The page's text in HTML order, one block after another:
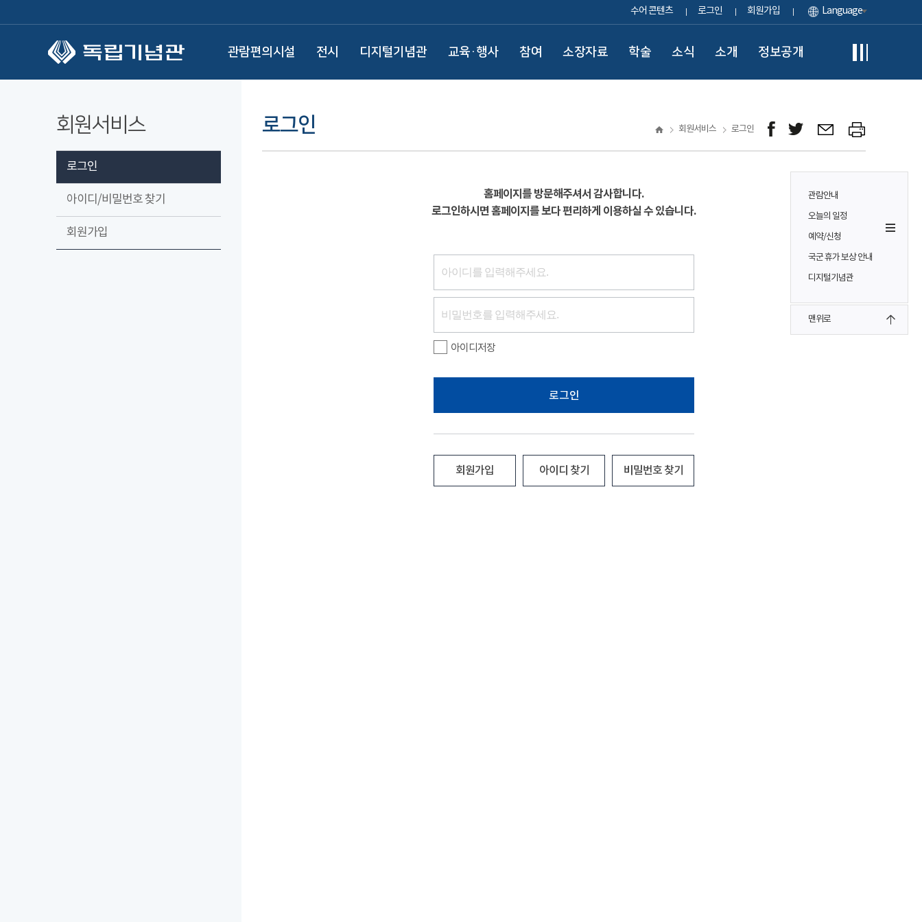
수어 콘텐츠 로그인 회원가입 Language
관람편의시설 전시 디지털기념관 교육·행사 참여 소장자료 학술 소식 소개 정보공개
관람안내
오늘의 일정
예약/신청
국군 휴가 보상 안내
디지털기념관
맨위로
회원서비스
로그인
아이디/비밀번호 찾기
회원가입
로그인 회원서비스 로그인
홈페이지를 방문해주셔서 감사합니다.
로그인하시면 홈페이지를 보다 편리하게 이용하실 수 있습니다.
아이디저장
로그인
회원가입 아이디 찾기 비밀번호 찾기